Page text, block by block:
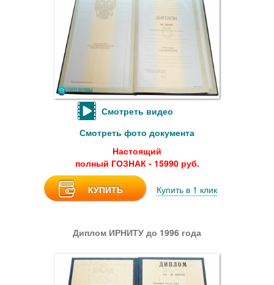
Смотреть видео
Смотреть фото документа
Настоящий
полный ГОЗНАК - 15990 руб.
КУПИТЬ Купить в 1 клик
Диплом ИРНИТУ до 1996 года